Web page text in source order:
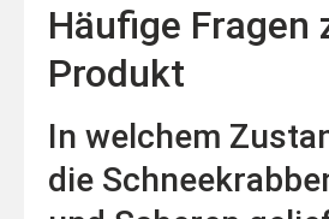
Häufige Fragen
Produkt
In welchem
die